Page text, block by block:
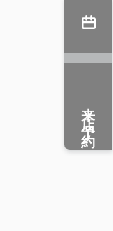
来店予約